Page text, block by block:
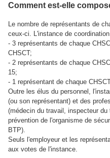
Comment est-elle
Le nombre de représentants de
ceux-ci. L'instance de
- 3 représentants de chaque
CHSCT;
- 2 représentants de chaque
15;
- 1 représentant de chaque
Outre les élus du personnel,
(ou son représentant) et des
(médecin du travail, inspecteur
prévention de l'organisme de
BTP).
Seuls l'employeur et les
aux votes de l'instance.